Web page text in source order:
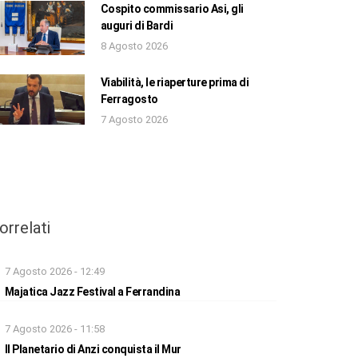
Cospito commissario Asi, gli
auguri di Bardi
8 Agosto 2026
Viabilità, le riaperture prima di
Ferragosto
7 Agosto 2026
7 Agosto 2026 - 12:49
Majatica Jazz Festival a Ferrandina
7 Agosto 2026 - 11:58
Il Planetario di Anzi conquista il Mur